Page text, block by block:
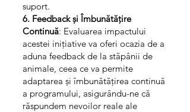
suport.
6. Feedback și Îmbunătățire
Continuă: Evaluarea impactului
acestei inițiative va oferi ocazia de a
aduna feedback de la stăpânii de
animale, ceea ce va permite
adaptarea și îmbunătățirea continuă
a programului, asigurându-ne că
răspundem nevoilor reale ale